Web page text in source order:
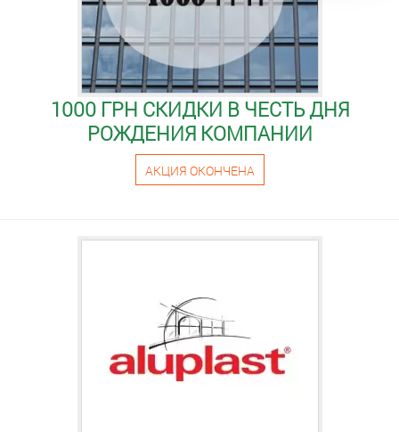
1000 ГРН СКИДКИ В ЧЕСТЬ ДНЯ
РОЖДЕНИЯ КОМПАНИИ
АКЦИЯ ОКОНЧЕНА